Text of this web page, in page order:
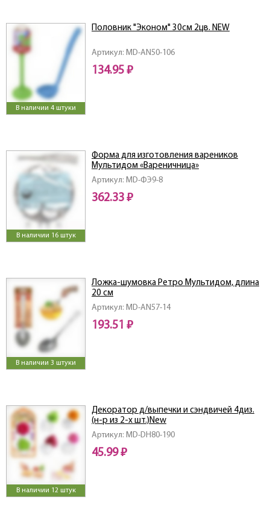
В наличии 4 штуки
Артикул: MD-AN50-106
Половник "Эконом" 30см 2цв. NEW
134.95 ₽
В наличии 16 штук
Артикул: MD-ФЭ9-8
Форма для изготовления вареников
Мультидом «Вареничница»
362.33 ₽
В наличии 3 штуки
Артикул: MD-AN57-14
Ложка-шумовка Ретро Мультидом, длина
20 см
193.51 ₽
В наличии 12 штук
Артикул: MD-DH80-190
Декоратор д/выпечки и сэндвичей 4диз.
(н-р из 2-х шт.)New
45.99 ₽